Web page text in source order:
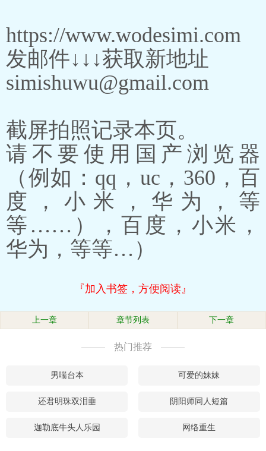
https://www.wodesimi.com
发邮件↓↓↓获取新地址
simishuwu@gmail.com
截屏拍照记录本页。
请不要使用国产浏览器
（例如：qq，uc，360，百
度，小米，华为，等
等……），百度，小米，
华为，等等…）
『加入书签，方便阅读』
上一章 章节列表 下一章
热门推荐
男喘台本 可爱的妹妹
还君明珠双泪垂 阴阳师同人短篇
迦勒底牛头人乐园 网络重生